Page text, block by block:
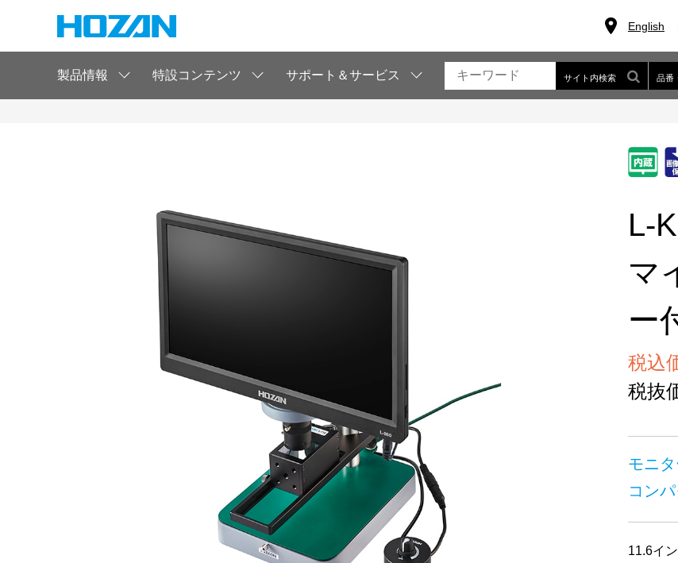
English
製品情報 特設コンテンツ サポート＆サービス サイト内検索 品番
L-
マ
ー
税込
税抜
モニ
コン
11.6イ